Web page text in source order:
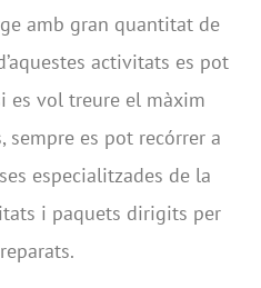
amb gran quantitat de
activitats es pot
es vol treure el màxim
sempre es pot recórrer a
especialitzades de la
i paquets dirigits per